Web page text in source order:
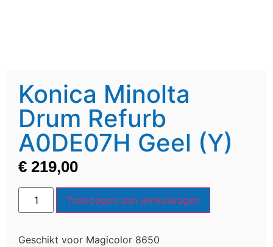
Konica Minolta
Drum Refurb
A0DE07H Geel (Y)
€ 219,00
Toevoegen aan winkelwagen
Geschikt voor Magicolor 8650